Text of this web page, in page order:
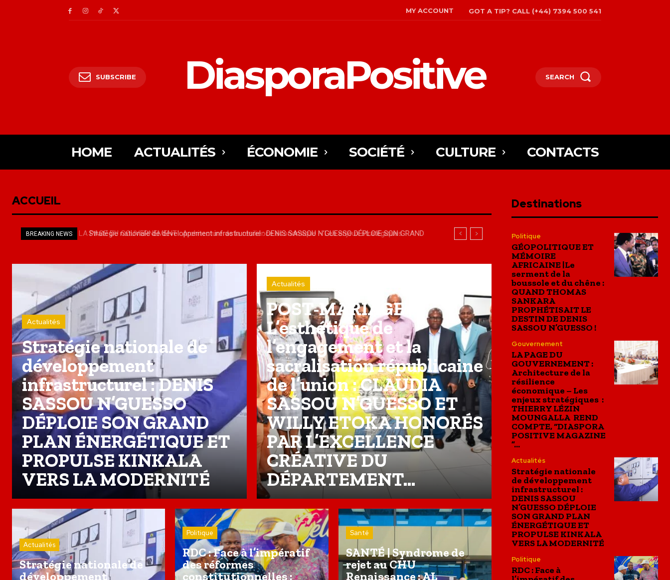
MY ACCOUNT GOT A TIP? CALL (+44) 7394 500 541
SUBSCRIBE DiasporaPositive SEARCH
HOME ACTUALITÉS ÉCONOMIE SOCIÉTÉ CULTURE CONTACTS
ACCUEIL
BREAKING NEWS
Stratégie nationale de développement infrastructurel : DENIS SASSOU N’GUESSO DÉPLOIE SON GRAND
Actualités
Stratégie nationale de
développement
infrastructurel : DENIS
SASSOU N’GUESSO
DÉPLOIE SON GRAND
PLAN ÉNERGÉTIQUE ET
PROPULSE KINKALA
VERS LA MODERNITÉ
Actualités
POST-MARIAGE |
L’esthétique de
l’engagement et la
sacralisation républicaine
de l’union : CLAUDIA
SASSOU N’GUESSO ET
WILLY ETOKA HONORÉS
PAR L’EXCELLENCE
CRÉATIVE DU
DÉPARTEMENT...
Actualités
Stratégie nationale de
développement
Politique
RDC : Face à l’impératif
des réformes
constitutionnelles :
Santé
SANTÉ | Syndrome de
rejet au CHU
Renaissance : AL
Destinations
Politique
GÉOPOLITIQUE ET
MÉMOIRE
AFRICAINE |Le
serment de la
boussole et du chêne :
QUAND THOMAS
SANKARA
PROPHÉTISAIT LE
DESTIN DE DENIS
SASSOU N’GUESSO !
Gouvernement
LA PAGE DU
GOUVERNEMENT :
Architecture de la
résilience
économique – Les
enjeux stratégiques :
THIERRY LÉZIN
MOUNGALLA REND
COMPTE, “DIASPORA
POSITIVE MAGAZINE
”...
Actualités
Stratégie nationale
de développement
infrastructurel :
DENIS SASSOU
N’GUESSO DÉPLOIE
SON GRAND PLAN
ÉNERGÉTIQUE ET
PROPULSE KINKALA
VERS LA MODERNITÉ
Politique
RDC : Face à